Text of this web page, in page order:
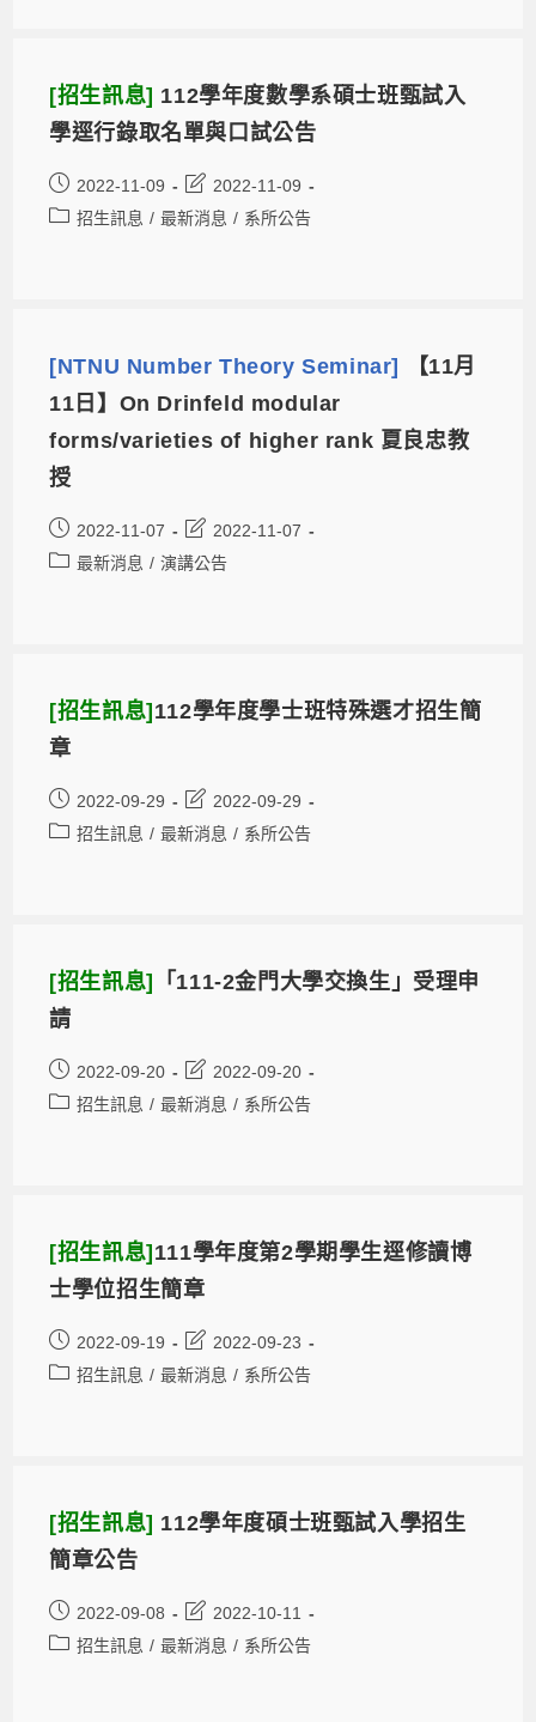
[招生訊息] 112學年度數學系碩士班甄試入
學逕行錄取名單與口試公告
2022-11-09
2022-11-09
招生訊息 / 最新消息 / 系所公告
[NTNU Number Theory Seminar]
【11月
11日】On Drinfeld modular
forms/varieties of higher rank 夏良忠教
授
2022-11-07
2022-11-07
最新消息 / 演講公告
[招生訊息]112學年度學士班特殊選才招生簡
章
2022-09-29
2022-09-29
招生訊息 / 最新消息 / 系所公告
[招生訊息] 「111-2金門大學交換生」受理申
請
2022-09-20
2022-09-20
招生訊息 / 最新消息 / 系所公告
[招生訊息]111學年度第2學期學生逕修讀博
士學位招生簡章
2022-09-19
2022-09-23
招生訊息 / 最新消息 / 系所公告
[招生訊息] 112學年度碩士班甄試入學招生
簡章公告
2022-09-08
2022-10-11
招生訊息 / 最新消息 / 系所公告